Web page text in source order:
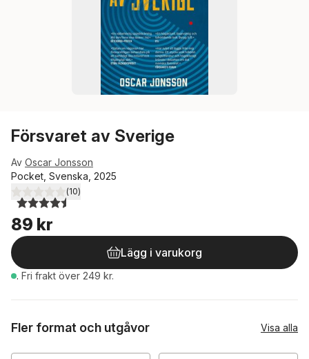
Försvaret av Sverige
Av Oscar Jonsson
Pocket, Svenska, 2025
4,5utav 5 stjärnor. Totalt antal röster:
(10)
89 kr
Lägg i varukorg
. Fri frakt över 249 kr.
Fler format och utgåvor Visa alla